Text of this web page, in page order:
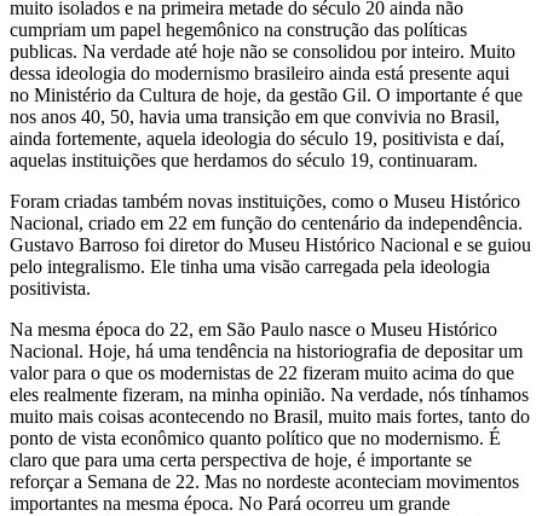
muito isolados e na primeira metade do século 20 ainda não
cumpriam um papel hegemônico na construção das políticas
publicas. Na verdade até hoje não se consolidou por inteiro. Muito
dessa ideologia do modernismo brasileiro ainda está presente aqui
no Ministério da Cultura de hoje, da gestão Gil. O importante é que
nos anos 40, 50, havia uma transição em que convivia no Brasil,
ainda fortemente, aquela ideologia do século 19, positivista e daí,
aquelas instituições que herdamos do século 19, continuaram.
Foram criadas também novas instituições, como o Museu Histórico
Nacional, criado em 22 em função do centenário da independência.
Gustavo Barroso foi diretor do Museu Histórico Nacional e se guiou
pelo integralismo. Ele tinha uma visão carregada pela ideologia
positivista.
Na mesma época do 22, em São Paulo nasce o Museu Histórico
Nacional. Hoje, há uma tendência na historiografia de depositar um
valor para o que os modernistas de 22 fizeram muito acima do que
eles realmente fizeram, na minha opinião. Na verdade, nós tínhamos
muito mais coisas acontecendo no Brasil, muito mais fortes, tanto do
ponto de vista econômico quanto político que no modernismo. É
claro que para uma certa perspectiva de hoje, é importante se
reforçar a Semana de 22. Mas no nordeste aconteciam movimentos
importantes na mesma época. No Pará ocorreu um grande